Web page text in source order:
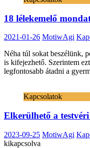
18 lélekemelő
2021-01-26 MotiwAgi
Néha túl sokat beszélünk,
is kifejezhető. Szerintem
legfontosabb átadni a
Kapcsolatok
Elkerülhető a
2023-09-25 MotiwAgi
kikapcsolva